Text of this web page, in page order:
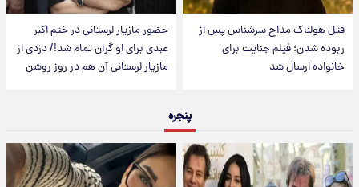
قتل هولناک مداح سرشناس پس از
ربوده شدن؛ فیلم جنایت برای
خانواده ارسال شد
حضور مازیار لرستانی در ختم اکبر
عبدی برای او گران تمام شد!/ دزدی از
مازیار لرستانی آن هم در روز روشن
پنجره